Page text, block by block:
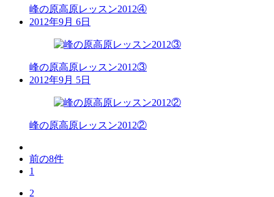
峰の原高原レッスン2012④
2012年9月 6日
峰の原高原レッスン2012③
2012年9月 5日
峰の原高原レッスン2012②
前の8件
1
2